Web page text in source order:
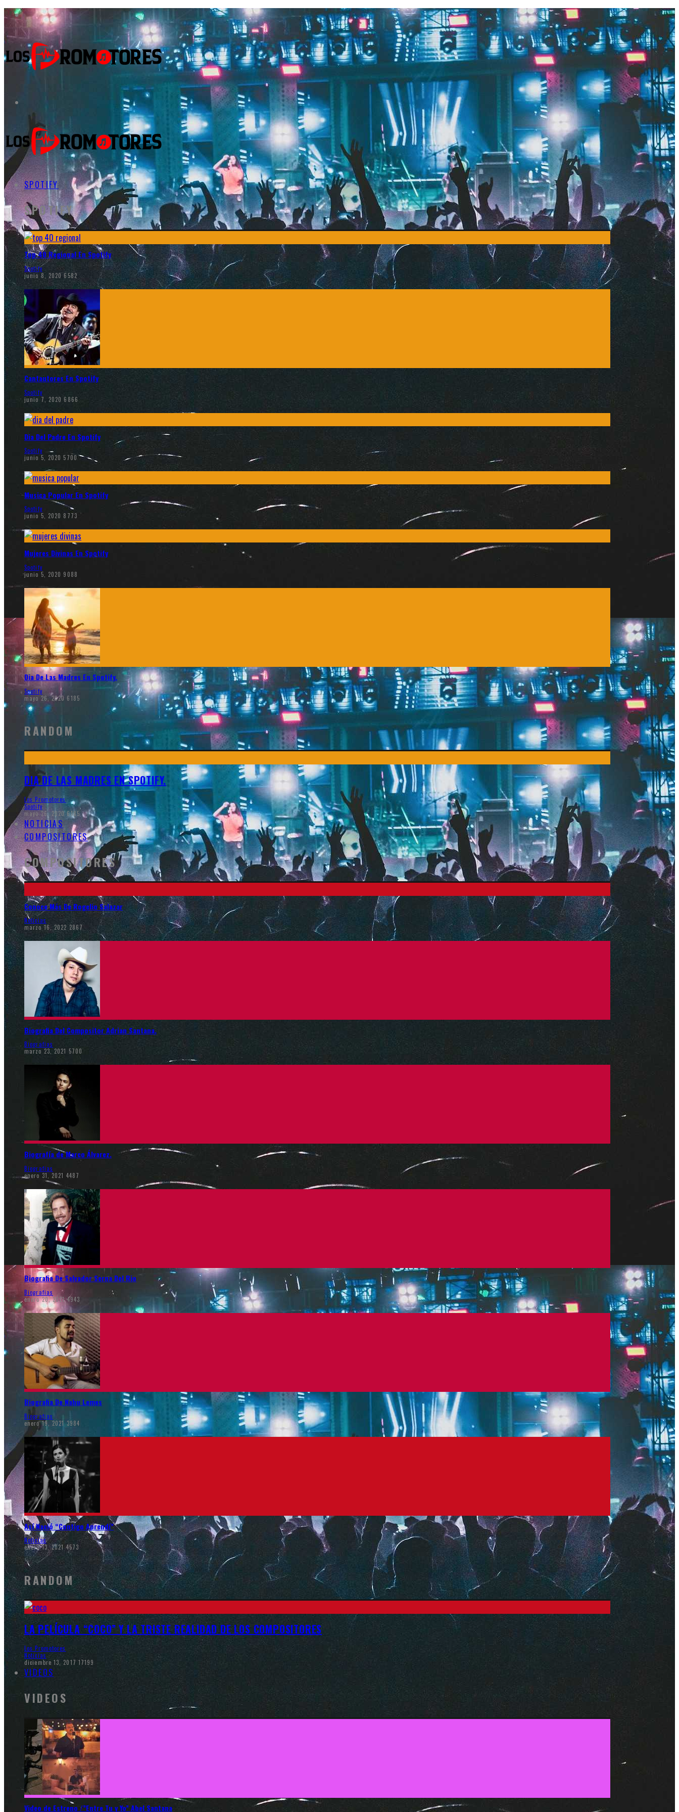
SPOTIFY
SPOTIFY
Top 40 Regional En Spotify
Spotify
junio 8, 2020 6582
Cantautores En Spotify
Spotify
junio 7, 2020 6866
Dia Del Padre En Spotify
Spotify
junio 5, 2020 5700
Musica Popular En Spotify
Spotify
junio 5, 2020 8773
Mujeres Divinas En Spotify
Spotify
junio 5, 2020 9088
Dia De Las Madres En Spotify.
Spotify
mayo 26, 2020 6185
RANDOM
DIA DE LAS MADRES EN SPOTIFY.
Los Promotores
Spotify
mayo 26, 2020 6185
NOTICIAS
COMPOSITORES
COMPOSITORES
Conoce Más De Rogelio Salazar
Noticias
marzo 16, 2022 2867
Biografia Del Compositor Adrian Santana.
Biografias
marzo 23, 2021 5700
Biografía de Marco Álvarez.
Biografias
enero 31, 2021 4487
Biografia De Salvador Serna Del Rio
Biografias
enero 20, 20214943
Biografia De Nahu Lemes
Biografias
enero 19, 2021 3984
Así Nació “Contigo Aprendí”
Noticias
enero 13, 20214573
RANDOM
LA PELÍCULA “COCO” Y LA TRISTE REALIDAD DE LOS COMPOSITORES
Los Promotores
Noticias
diciembre 13, 2017 17199
VIDEOS
VIDEOS
Video de Estreno /”Entre Tu y Yo” Abel Santana